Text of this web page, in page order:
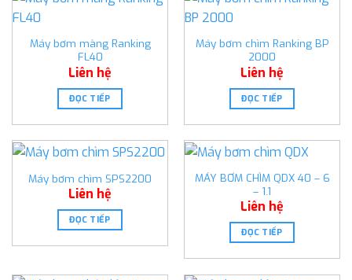
Máy bơm màng Ranking
FL40
Liên hệ
ĐỌC TIẾP
Máy bơm chìm Ranking BP
2000
Liên hệ
ĐỌC TIẾP
Máy bơm chìm SPS2200
Liên hệ
ĐỌC TIẾP
MÁY BƠM CHÌM QDX 40 – 6
– 1.1
Liên hệ
ĐỌC TIẾP